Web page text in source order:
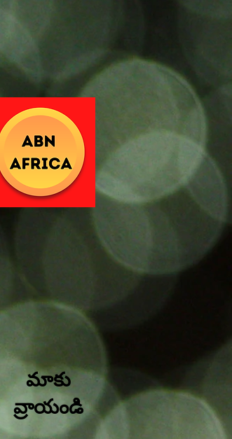
మాకు
వ్రాయండి